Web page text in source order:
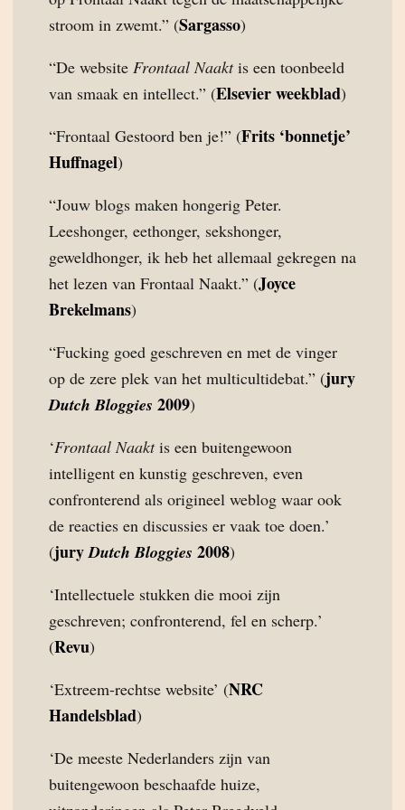
stroom in zwemt.” (Sargasso)
“De website Frontaal Naaktis een toonbeeld
van smaak en intellect.” (Elsevier weekblad)
“Frontaal Gestoord ben je!” (Frits ‘bonnetje’
Huffnagel)
“Jouw blogs maken hongerig Peter.
Leeshonger, eethonger, sekshonger,
geweldhonger, ik heb het allemaal gekregen na
het lezen van Frontaal Naakt.” (Joyce
Brekelmans)
“Fucking goed geschreven en met de vinger
op de zere plek van het multicultidebat.” (jury
Dutch Bloggies 2009)
‘Frontaal Naaktis een buitengewoon
intelligent en kunstig geschreven, even
confronterend als origineel weblog waar ook
de reacties en discussies er vaak toe doen.’
(juryDutch Bloggies 2008)
‘Intellectuele stukken die mooi zijn
geschreven; confronterend, fel en scherp.’
(Revu)
‘Extreem-rechtse website’ (NRC
Handelsblad)
‘De meeste Nederlanders zijn van
buitengewoon beschaafde huize,